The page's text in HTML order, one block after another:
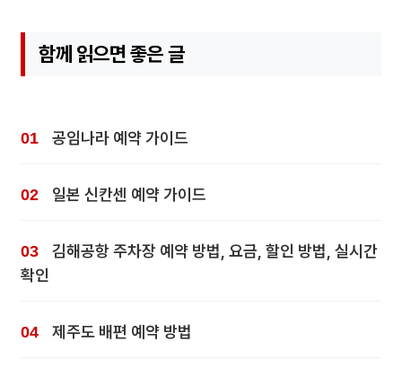
함께 읽으면 좋은 글
공임나라 예약 가이드
일본 신칸센 예약 가이드
김해공항 주차장 예약 방법, 요금, 할인 방법, 실시간
확인
제주도 배편 예약 방법